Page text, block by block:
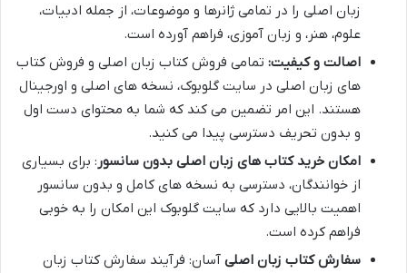
زبان اصلی را در تمامی ژانرها و موضوعات، از جمله ادبیات،
علوم، هنر، و زبان آموزی، فراهم آورده است.
اصالت و کیفیت: تمامی فروش کتاب زبان اصلی و فروش کتاب
های زبان اصلی در سایت گلوبوک، نسخه های اصلی و اورجینال
هستند. این امر تضمین می کند که شما به محتوای دست اول
و بدون تحریف دسترسی پیدا می کنید.
امکان خرید کتاب های زبان اصلی بدون سانسور : برای بسیاری
از خوانندگان، دسترسی به نسخه های کامل و بدون سانسور
اهمیت بالایی دارد که سایت گلوبوک این امکان را به خوبی
فراهم کرده است.
سفارش کتاب زبان اصلی آسان: فرآیند سفارش کتاب زبان